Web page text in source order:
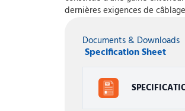
dernières exigences de
Documents & Downloads
Specification Sheet